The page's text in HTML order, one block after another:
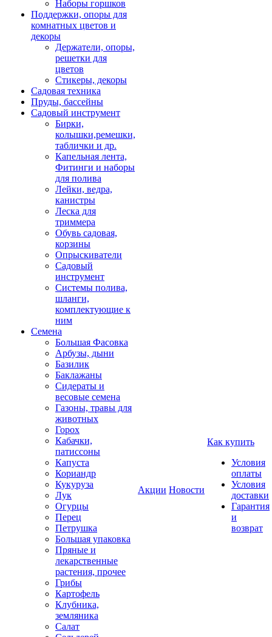
Наборы горшков
Поддержки, опоры для
комнатных цветов и
декоры
Держатели, опоры,
решетки для
цветов
Стикеры, декоры
Садовая техника
Пруды, бассейны
Садовый инструмент
Бирки,
колышки,ремешки,
таблички и др.
Капельная лента,
Фитинги и наборы
для полива
Лейки, ведра,
канистры
Леска для
триммера
Обувь садовая,
корзины
Опрыскиватели
Садовый
инструмент
Системы полива,
шланги,
комплектующие к
ним
Семена
Большая Фасовка
Арбузы, дыни
Базилик
Баклажаны
Сидераты и
весовые семена
Газоны, травы для
животных
Горох
Кабачки,
патиссоны
Капуста
Кориандр
Кукуруза
Лук
Огурцы
Перец
Петрушка
Большая упаковка
Пряные и
лекарственные
растения, прочее
Грибы
Картофель
Клубника,
земляника
Салат
Акции Новости
Как купить
Условия
оплаты
Условия
доставки
Гарантия
и
возврат